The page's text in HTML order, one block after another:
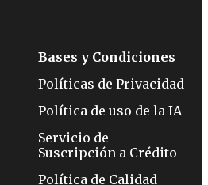
Bases y Condiciones
Políticas de Privacidad
Política de uso de la IA
Servicio de
Suscripción a Crédito
Política de Calidad